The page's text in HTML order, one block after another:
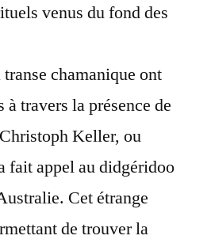
venus du fond des
chamanique ont
travers la présence de
Keller, ou
fait appel au didgéridoo
Cet étrange
de trouver la